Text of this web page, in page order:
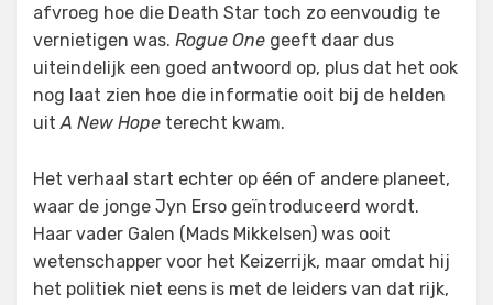
afvroeg hoe die Death Star toch zo eenvoudig te
vernietigen was. Rogue One geeft daar dus
uiteindelijk een goed antwoord op, plus dat het ook
nog laat zien hoe die informatie ooit bij de helden
uitA New Hope terecht kwam.
Het verhaal start echter op één of andere planeet,
waar de jonge Jyn Erso geïntroduceerd wordt.
Haar vader Galen (Mads Mikkelsen) was ooit
wetenschapper voor het Keizerrijk, maar omdat hij
het politiek niet eens is met de leiders van dat rijk,